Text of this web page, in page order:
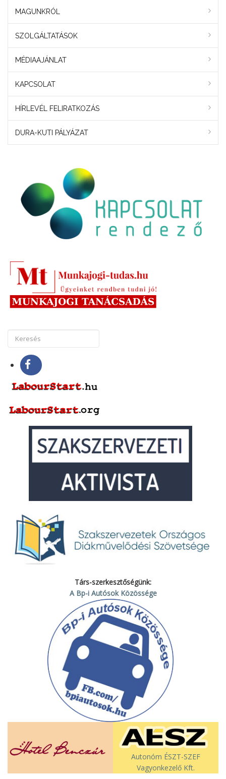
MAGUNKRÓL
SZOLGÁLTATÁSOK
MÉDIAAJÁNLAT
KAPCSOLAT
HÍRLEVÉL FELIRATKOZÁS
DURA-KUTI PÁLYÁZAT
Társ-szerkesztőségünk:
A Bp-i Autósok Közössége
Autonóm ÉSZT-SZEF
Vagyonkezelő Kft.